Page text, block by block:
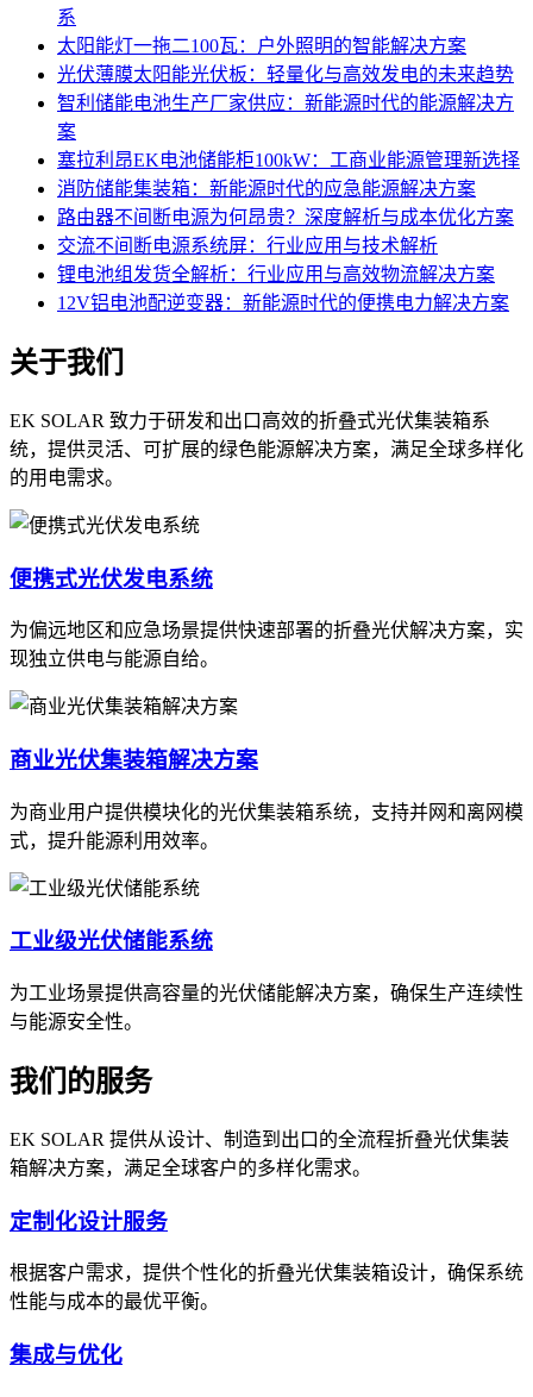
系
太阳能灯一拖二100瓦：户外照明的智能解决方案
光伏薄膜太阳能光伏板：轻量化与高效发电的未来趋势
智利储能电池生产厂家供应：新能源时代的能源解决方
案
塞拉利昂EK电池储能柜100kW：工商业能源管理新选择
消防储能集装箱：新能源时代的应急能源解决方案
路由器不间断电源为何昂贵？深度解析与成本优化方案
交流不间断电源系统屏：行业应用与技术解析
锂电池组发货全解析：行业应用与高效物流解决方案
12V铝电池配逆变器：新能源时代的便携电力解决方案
关于我们
EK SOLAR 致力于研发和出口高效的折叠式光伏集装箱系
统，提供灵活、可扩展的绿色能源解决方案，满足全球多样化
的用电需求。
便携式光伏发电系统
为偏远地区和应急场景提供快速部署的折叠光伏解决方案，实
现独立供电与能源自给。
商业光伏集装箱解决方案
为商业用户提供模块化的光伏集装箱系统，支持并网和离网模
式，提升能源利用效率。
工业级光伏储能系统
为工业场景提供高容量的光伏储能解决方案，确保生产连续性
与能源安全性。
我们的服务
EK SOLAR 提供从设计、制造到出口的全流程折叠光伏集装
箱解决方案，满足全球客户的多样化需求。
定制化设计服务
根据客户需求，提供个性化的折叠光伏集装箱设计，确保系统
性能与成本的最优平衡。
集成与优化